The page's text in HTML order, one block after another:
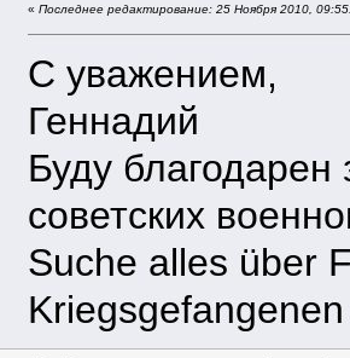
« Последнее редактирование: 25 Ноября 2010,
С уважением,
Геннадий
Буду
советских
Suche alles über
Kriegsgefangenen